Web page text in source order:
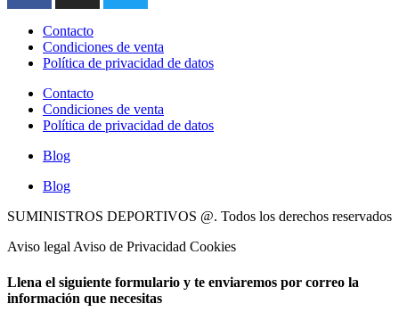
Contacto
Condiciones de venta
Política de privacidad de datos
Contacto
Condiciones de venta
Política de privacidad de datos
Blog
Blog
SUMINISTROS DEPORTIVOS @. Todos los derechos reservados
Aviso legal Aviso de Privacidad Cookies
Llena el siguiente formulario y te enviaremos por correo la
información que necesitas